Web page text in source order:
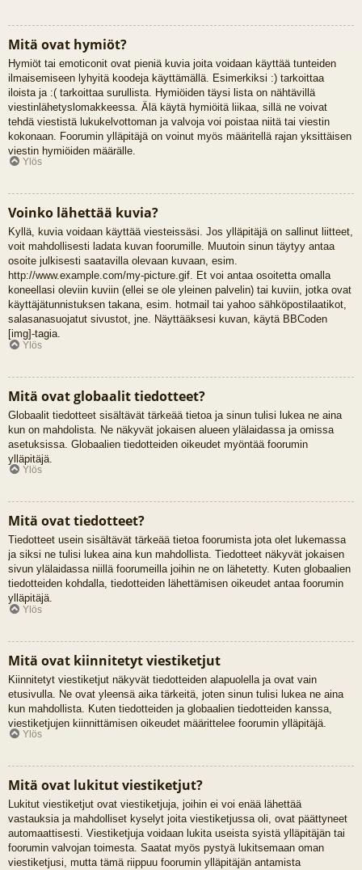
Mitä ovat hymiöt?
Hymiöt tai emoticonit ovat pieniä kuvia joita voidaan käyttää tunteiden
ilmaisemiseen lyhyitä koodeja käyttämällä. Esimerkiksi :) tarkoittaa
iloista ja :( tarkoittaa surullista. Hymiöiden täysi lista on nähtävillä
viestinlähetyslomakkeessa. Älä käytä hymiöitä liikaa, sillä ne voivat
tehdä viestistä lukukelvottoman ja valvoja voi poistaa niitä tai viestin
kokonaan. Foorumin ylläpitäjä on voinut myös määritellä rajan yksittäisen
viestin hymiöiden määrälle.
Ylös
Voinko lähettää kuvia?
Kyllä, kuvia voidaan käyttää viesteissäsi. Jos ylläpitäjä on sallinut liitteet,
voit mahdollisesti ladata kuvan foorumille. Muutoin sinun täytyy antaa
osoite julkisesti saatavilla olevaan kuvaan, esim.
http://www.example.com/my-picture.gif. Et voi antaa osoitetta omalla
koneellasi oleviin kuviin (ellei se ole yleinen palvelin) tai kuviin, jotka ovat
käyttäjätunnistuksen takana, esim. hotmail tai yahoo sähköpostilaatikot,
salasanasuojatut sivustot, jne. Näyttääksesi kuvan, käytä BBCoden
[img]-tagia.
Ylös
Mitä ovat globaalit tiedotteet?
Globaalit tiedotteet sisältävät tärkeää tietoa ja sinun tulisi lukea ne aina
kun on mahdolista. Ne näkyvät jokaisen alueen ylälaidassa ja omissa
asetuksissa. Globaalien tiedotteiden oikeudet myöntää foorumin
ylläpitäjä.
Ylös
Mitä ovat tiedotteet?
Tiedotteet usein sisältävät tärkeää tietoa foorumista jota olet lukemassa
ja siksi ne tulisi lukea aina kun mahdollista. Tiedotteet näkyvät jokaisen
sivun ylälaidassa niillä foorumeilla joihin ne on lähetetty. Kuten globaalien
tiedotteiden kohdalla, tiedotteiden lähettämisen oikeudet antaa foorumin
ylläpitäjä.
Ylös
Mitä ovat kiinnitetyt viestiketjut
Kiinnitetyt viestiketjut näkyvät tiedotteiden alapuolella ja ovat vain
etusivulla. Ne ovat yleensä aika tärkeitä, joten sinun tulisi lukea ne aina
kun mahdollista. Kuten tiedotteiden ja globaalien tiedotteiden kanssa,
viestiketjujen kiinnittämisen oikeudet määrittelee foorumin ylläpitäjä.
Ylös
Mitä ovat lukitut viestiketjut?
Lukitut viestiketjut ovat viestiketjuja, joihin ei voi enää lähettää
vastauksia ja mahdolliset kyselyt joita viestiketjussa oli, ovat päättyneet
automaattisesti. Viestiketjuja voidaan lukita useista syistä ylläpitäjän tai
foorumin valvojan toimesta. Saatat myös pystyä lukitsemaan oman
viestiketjusi, mutta tämä riippuu foorumin ylläpitäjän antamista